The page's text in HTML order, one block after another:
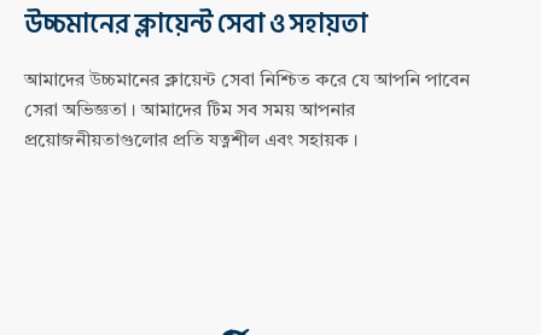
উচ্চমানের ক্লায়েন্ট সেবা ও সহায়তা
আমাদের উচ্চমানের ক্লায়েন্ট সেবা নিশ্চিত করে যে আপনি পাবেন
সেরা অভিজ্ঞতা। আমাদের টিম সব সময় আপনার
প্রয়োজনীয়তাগুলোর প্রতি যত্নশীল এবং সহায়ক।